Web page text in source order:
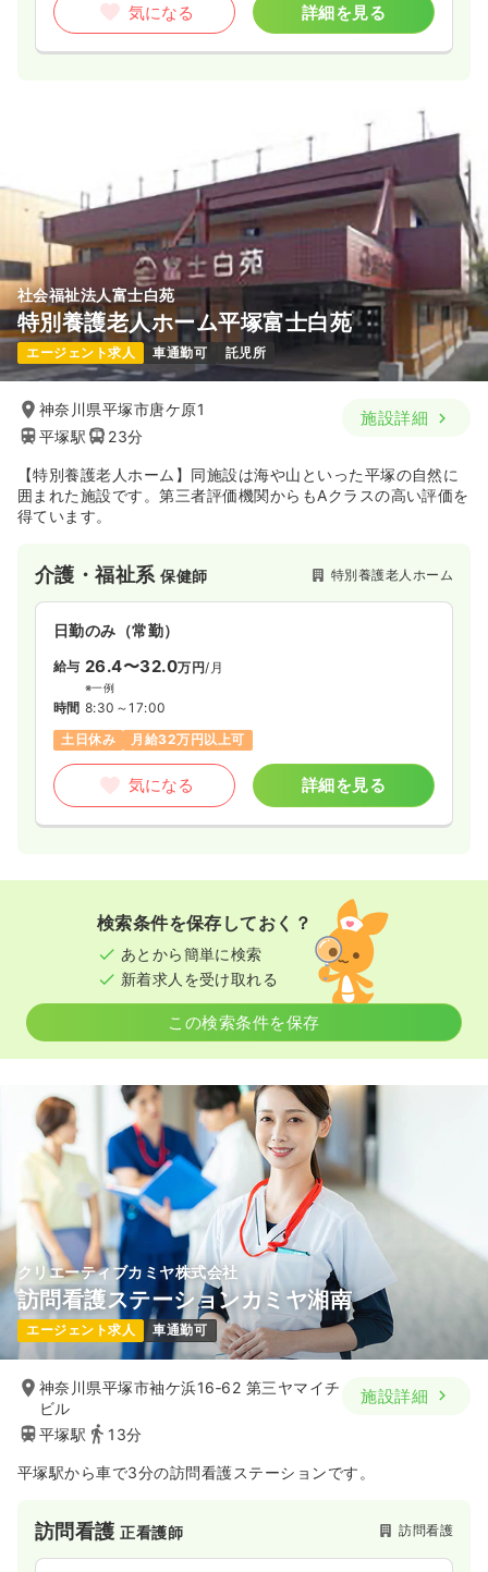
気になる 詳細を見る
社会福祉法人富士白苑
特別養護老人ホーム平塚富士白苑
エージェント求人 車通勤可 託児所
神奈川県平塚市唐ケ原1
平塚駅
23分
施設詳細
【特別養護老人ホーム】同施設は海や山といった平塚の自然に
囲まれた施設です。第三者評価機関からもAクラスの高い評価を
得ています。
介護・福祉系保健師 特別養護老人ホーム
日勤のみ（常勤）
給与 26.4〜32.0万円/月
※一例
時間 8:30～17:00
土日休み
月給32万円以上可
気になる 詳細を見る
検索条件を保存しておく？
あとから簡単に検索
新着求人を受け取れる
この検索条件を保存
クリエーティブカミヤ株式会社
訪問看護ステーションカミヤ湘南
エージェント求人 車通勤可
神奈川県平塚市袖ケ浜16‐62 第三ヤマイチ
ビル
平塚駅
13分
施設詳細
平塚駅から車で3分の訪問看護ステーションです。
訪問看護正看護師 訪問看護